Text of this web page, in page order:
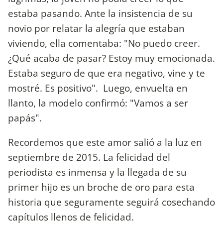
estaba pasando. Ante la insistencia de su
novio por relatar la alegría que estaban
viviendo, ella comentaba: "No puedo creer.
¿Qué acaba de pasar? Estoy muy emocionada.
Estaba seguro de que era negativo, vine y te
mostré. Es positivo". Luego, envuelta en
llanto, la modelo confirmó: "Vamos a ser
papás".
Recordemos que este amor salió a la luz en
septiembre de 2015. La felicidad del
periodista es inmensa y la llegada de su
primer hijo es un broche de oro para esta
historia que seguramente seguirá cosechando
capítulos llenos de felicidad.